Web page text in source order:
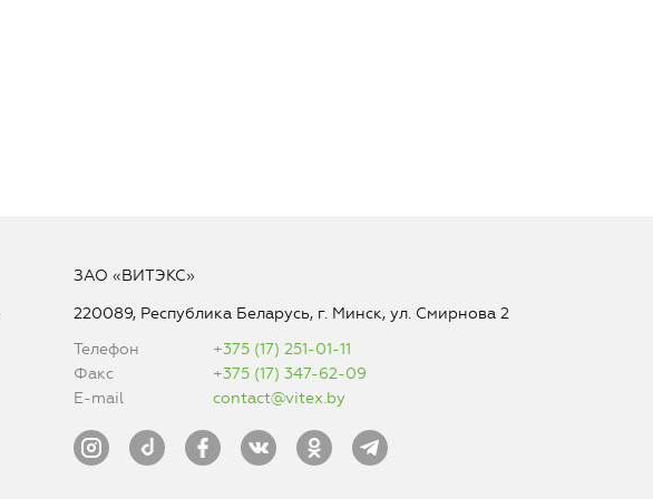
ЗАО «ВИТЭКС»
220089, Республика Беларусь, г. Минск, ул. Смирнова 2
Телефон
+375 (17) 251-01-11
Факс
+375 (17) 347-62-09
E-mail
contact@vitex.by